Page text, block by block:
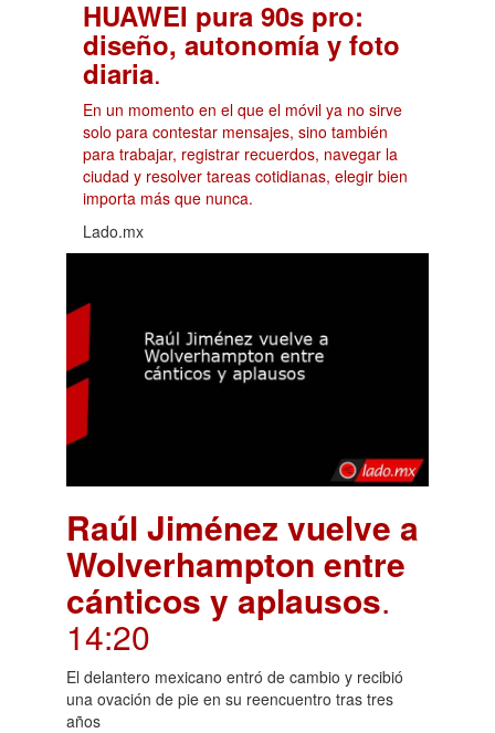
HUAWEI pura 90s pro:
diseño, autonomía y foto
diaria.
En un momento en el que el móvil ya no sirve
solo para contestar mensajes, sino también
para trabajar, registrar recuerdos, navegar la
ciudad y resolver tareas cotidianas, elegir bien
importa más que nunca.
Lado.mx
Raúl Jiménez vuelve a
Wolverhampton entre
cánticos y aplausos.
14:20
El delantero mexicano entró de cambio y recibió
una ovación de pie en su reencuentro tras tres
años